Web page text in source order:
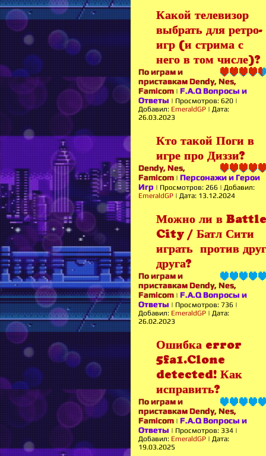
Какой телевизор
выбрать для ретро-
игр (и стрима с
него в том числе)?
По играм и
приставкам Dendy, Nes,
Famicom | F.A.Q Вопросы и
Ответы | Просмотров: 620 |
Добавил: EmeraldGP | Дата:
26.03.2023
Кто такой Поги в
игре про Диззи?
Dendy, Nes,
Famicom | Персонажи и Герои
Игр | Просмотров: 266 | Добавил:
EmeraldGP | Дата: 13.12.2024
Можно ли в Battle
City / Батл Сити
играть против друг
друга?
По играм и
приставкам Dendy, Nes,
Famicom | F.A.Q Вопросы и
Ответы | Просмотров: 736 |
Добавил: EmeraldGP | Дата:
26.02.2023
Ошибка error
5fa1.Clone
detected! Как
исправить?
По играм и
приставкам Dendy, Nes,
Famicom | F.A.Q Вопросы и
Ответы | Просмотров: 334 |
Добавил: EmeraldGP | Дата:
19.03.2025